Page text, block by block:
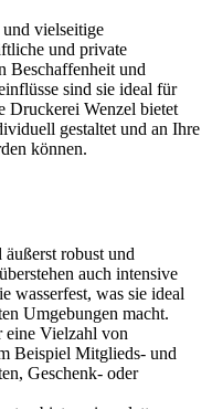
vielseitige
und private
Beschaffenheit und
sind sie ideal für
Druckerei Wenzel bietet
gestaltet und an Ihre
können.
robust und
auch intensive
wasserfest, was sie ideal
Umgebungen macht.
eine Vielzahl von
Beispiel Mitglieds- und
Geschenk- oder